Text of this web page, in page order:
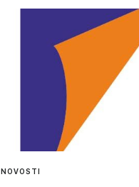
NOVOSTI